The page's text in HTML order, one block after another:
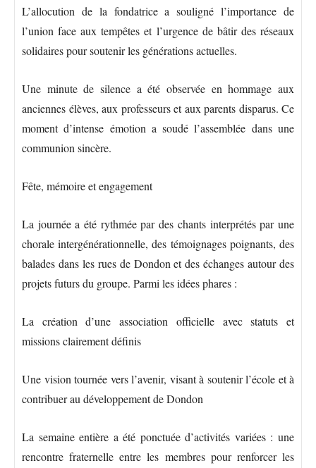
L’allocution de la fondatrice a souligné l’importance de
l’union face aux tempêtes et l’urgence de bâtir des réseaux
solidaires pour soutenir les générations actuelles.
Une minute de silence a été observée en hommage aux
anciennes élèves, aux professeurs et aux parents disparus. Ce
moment d’intense émotion a soudé l’assemblée dans une
communion sincère.
Fête, mémoire et engagement
La journée a été rythmée par des chants interprétés par une
chorale intergénérationnelle, des témoignages poignants, des
balades dans les rues de Dondon et des échanges autour des
projets futurs du groupe. Parmi les idées phares :
La création d’une association officielle avec statuts et
missions clairement définis
Une vision tournée vers l’avenir, visant à soutenir l’école et à
contribuer au développement de Dondon
La semaine entière a été ponctuée d’activités variées : une
rencontre fraternelle entre les membres pour renforcer les